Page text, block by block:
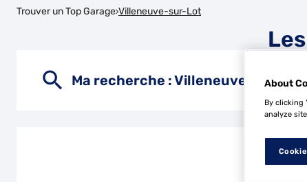
Trouver un Top Garage Villeneuve-sur-Lot
Ma recherche :Villeneuve-sur-Lot
About
By clicking
analyze